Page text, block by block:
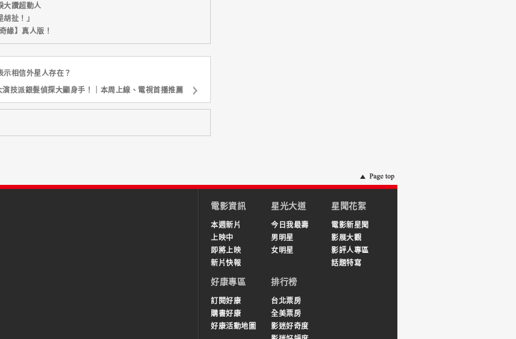
大讚超動人
扯！」
緣】真人版！
相信外星人存在？
演技派銀髮偵探大顯身手！｜本周上線、電視首播推薦
電影資訊
本週新片
上映中
即將上映
新片快報
星光大道
今日我最壽
男明星
女明星
星聞花絮
電影新星聞
影展大觀
影評人專區
話題特寫
好康專區
訂閱好康
購書好康
好康活動地圖
排行榜
台北票房
全美票房
影迷好奇度